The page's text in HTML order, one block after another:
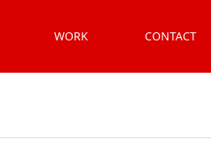
WORK CONTACT